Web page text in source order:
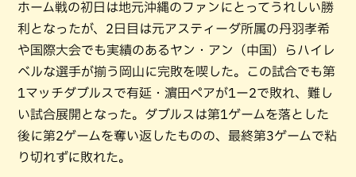
ホーム戦の初日は地元沖縄のファンにとってうれしい勝
利となったが、2日目は元アスティーダ所属の丹羽孝希
や国際大会でも実績のあるヤン・アン（中国）らハイレ
ベルな選手が揃う岡山に完敗を喫した。この試合でも第
1マッチダブルスで有延・濵田ペアが1ー2で敗れ、難し
い試合展開となった。ダブルスは第1ゲームを落とした
後に第2ゲームを奪い返したものの、最終第3ゲームで粘
り切れずに敗れた。